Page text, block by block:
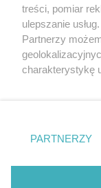
Nie zapomnij
zapoznać się z:
Twojemiasto
Piekary Śląskie
Chorzów
Tarnowskie Góry
Gliwice
treści, pomiar
ulepszanie
Partnerzy
charakterystykę
zmienić/
znajdujący się
rodzaje
użytkownika,
PARTNERZY